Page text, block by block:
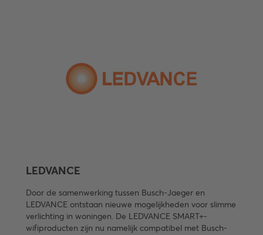
LEDVANCE
Door de samenwerking tussen Busch-Jaeger en
LEDVANCE ontstaan nieuwe mogelijkheden voor slimme
verlichting in woningen. De LEDVANCE SMART+-
wifiproducten zijn nu namelijk compatibel met Busch-